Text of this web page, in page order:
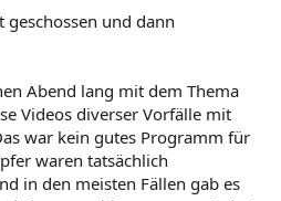
und dann
Abend lang mit dem Thema
Videos diverser Vorfälle mit
war kein gutes Programm für
waren tatsächlich
in den meisten Fällen gab es